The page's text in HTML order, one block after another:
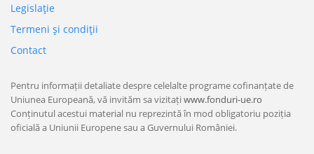
Legislaţie
Termeni şi condiţii
Contact
Pentru informații detaliate despre celelalte programe cofinanțate de
Uniunea Europeană, vă invităm sa vizitațiwww.fonduri-ue.ro
Conținutul acestui material nu reprezintă în mod obligatoriu poziția
oficială a Uniunii Europene sau a Guvernului României.